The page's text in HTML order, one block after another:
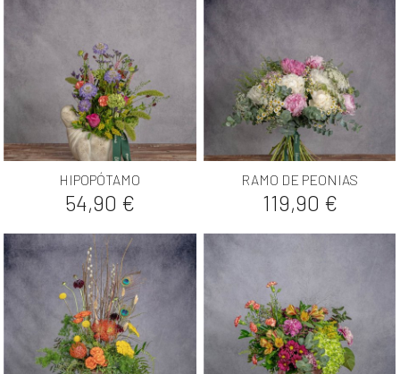
HIPOPÓTAMO
Precio
54,90 €
RAMO DE PEONIAS
Precio
119,90 €